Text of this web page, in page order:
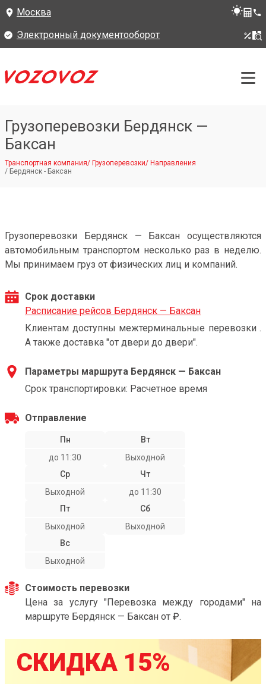
Москва
Электронный документооборот
Грузоперевозки Бердянск —
Баксан
Транспортная компания/ Грузоперевозки/ Направления
/ Бердянск - Баксан
Грузоперевозки Бердянск — Баксан осуществляются
автомобильным транспортом несколько раз в неделю.
Мы принимаем груз от физических лиц и компаний.
Срок доставки
Расписание рейсов Бердянск — Баксан
Клиентам доступны межтерминальные перевозки .
А также доставка "от двери до двери".
Параметры маршрута Бердянск — Баксан
Срок транспортировки: Расчетное время
Отправление
Пн
до 11:30
Вт
Выходной
Ср
Выходной
Чт
до 11:30
Пт
Выходной
Сб
Выходной
Вс
Выходной
Стоимость перевозки
Цена за услугу "Перевозка между городами" на
маршруте Бердянск — Баксан от ₽.
СКИДКА 15%